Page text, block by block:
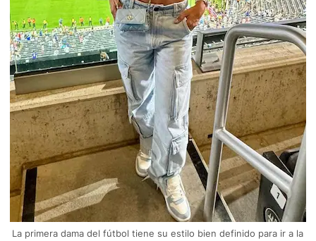
La primera dama del fútbol tiene su estilo bien definido para ir a la